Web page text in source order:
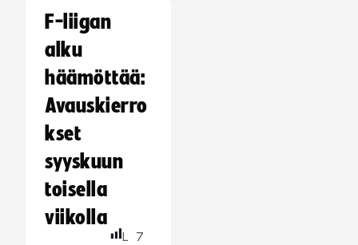
F-liigan
alku
häämöttää:
Avauskierro
kset
syyskuun
toisella
viikolla
L 7